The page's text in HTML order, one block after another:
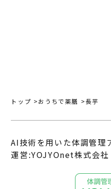
トップ おうちで薬膳 長芋
AI技術を用いた体調管理
運営:YOJYOnet株式会社